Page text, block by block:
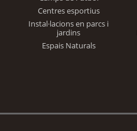
Centres esportius
Instal·lacions en parcs i
jardins
Espais Naturals